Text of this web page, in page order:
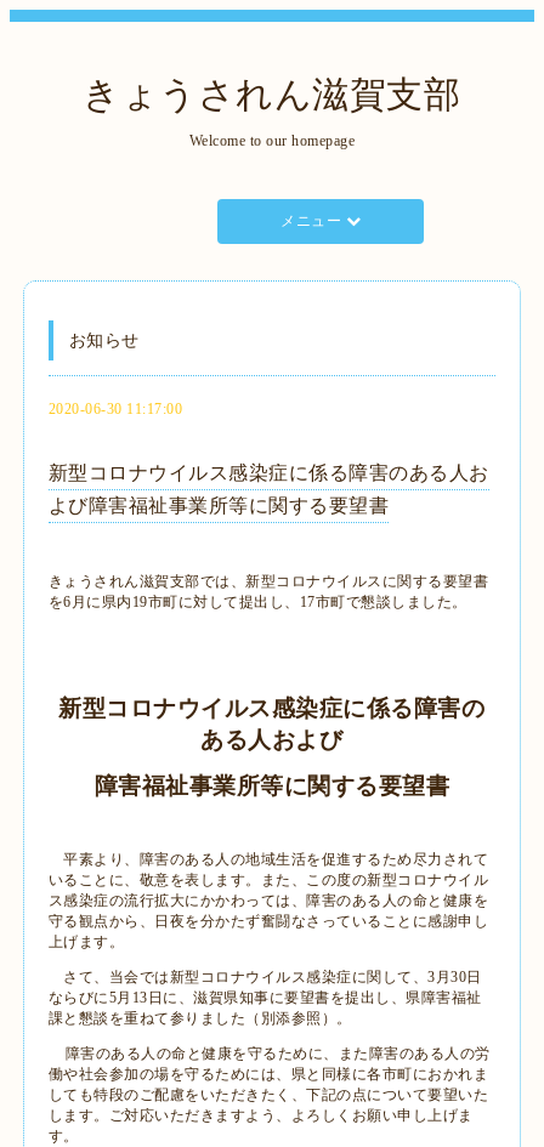
きょうされん滋賀支部
Welcome to our homepage
メニュー
お知らせ
2020-06-30 11:17:00
新型コロナウイルス感染症に係る障害のある人お
よび障害福祉事業所等に関する要望書
きょうされん滋賀支部では、新型コロナウイルスに関する要望書
を6月に県内19市町に対して提出し、17市町で懇談しました。
新型コロナウイルス感染症に係る障害の
ある人および
障害福祉事業所等に関する要望書
平素より、障害のある人の地域生活を促進するため尽力されて
いることに、敬意を表します。また、この度の新型コロナウイル
ス感染症の流行拡大にかかわっては、障害のある人の命と健康を
守る観点から、日夜を分かたず奮闘なさっていることに感謝申し
上げます。
さて、当会では新型コロナウイルス感染症に関して、3 月30日
ならびに5月 13 日に、滋賀県知事に要望書を提出し、県障害福祉
課と懇談を重ねて参りました（別添参照）。
障害のある人の命と健康を守るために、また障害のある人の労
働や社会参加の場を守るためには、県と同様に各市町におかれま
しても特段のご配慮をいただきたく、下記の点について要望いた
します。ご対応いただきますよう、よろしくお願い申し上げま
す。